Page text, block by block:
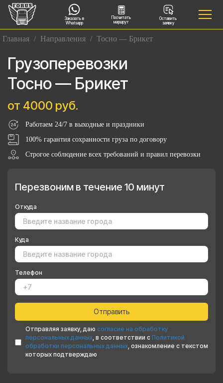
Заказать в
Whatsapp
Посчитать
маршрут
Оставить
заявку
Главная / Направления / Тосно — Брикет
Грузоперевозки
Тосно — Брикет
от 4000 руб.
Работаем 24/7 в выходные и праздники
100% гарантия сохранности груза по договору
Строгое соблюдение всех требований и правил перевозки
Перезвоним в течение 10 минут
Откуда
Куда
Телефон
Отправляя заявку, даю согласие на обработку
персональных данных, в соответствии с Политикой
обработки персональных данных, ознакомление с текстом
которых подтверждаю